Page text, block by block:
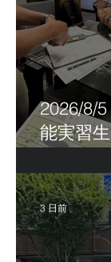
2026/8/
能実習
3 日前